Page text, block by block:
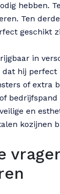
hebben.
Ten
geschikt
in
hij
of extra
en
kozijnen